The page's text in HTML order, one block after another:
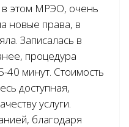
в этом МРЭО, очень
новые права, в
Записалась в
процедура
40 минут. Стоимость
доступная,
услуги.
благодаря